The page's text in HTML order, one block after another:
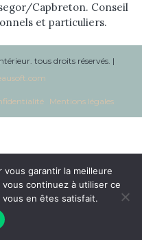
Capbreton. Conseil
et particuliers.
tous droits réservés. |
Mentions légales
garantir la meilleure
continuez à utiliser ce
en êtes satisfait.